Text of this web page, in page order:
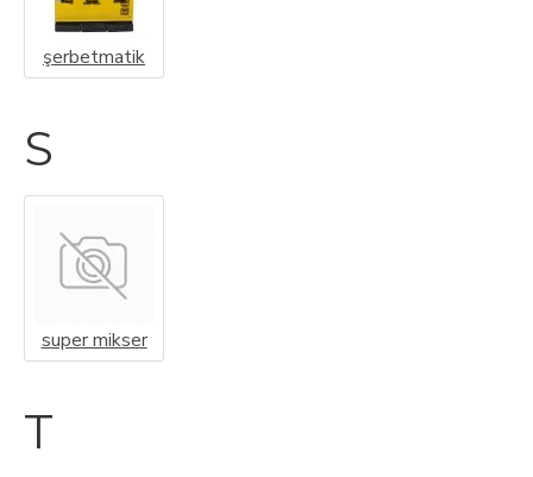
şerbetmatik
S
super mikser
T